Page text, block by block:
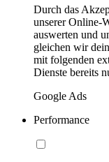
Durch das
unserer Online-
auswerten und
gleichen wir
mit folgenden
Dienste bereits
Google Ads
Performance